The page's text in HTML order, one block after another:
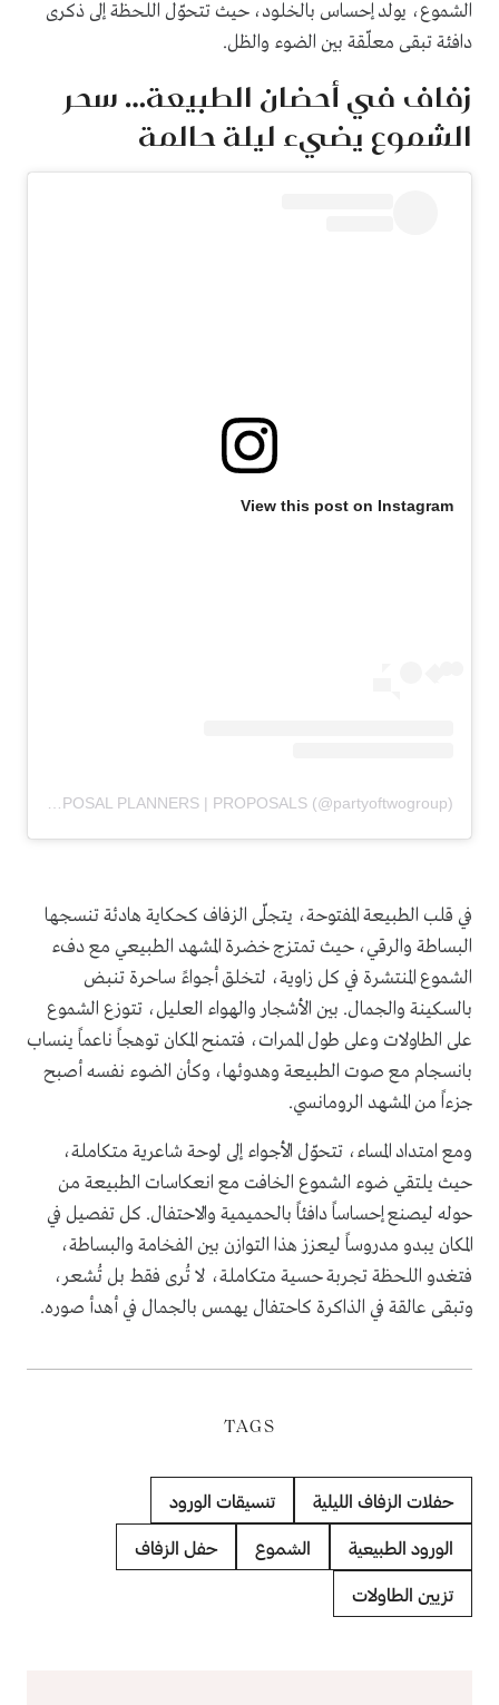
الشموع، يولد إحساس بالخلود، حيث تتحوّل اللحظة إلى ذكرى
دافئة تبقى معلّقة بين الضوء والظل.
زفاف في أحضان الطبيعة… سحر
الشموع يضيء ليلة حالمة
View this post on Instagram
في قلب الطبيعة المفتوحة، يتجلّى الزفاف كحكاية هادئة تنسجها
البساطة والرقي، حيث تمتزج خضرة المشهد الطبيعي مع دفء
الشموع المنتشرة في كل زاوية، لتخلق أجواءً ساحرة تنبض
بالسكينة والجمال. بين الأشجار والهواء العليل، تتوزع الشموع
على الطاولات وعلى طول الممرات، فتمنح المكان توهجاً ناعماً ينساب
بانسجام مع صوت الطبيعة وهدوئها، وكأن الضوء نفسه أصبح
جزءاً من المشهد الرومانسي.
ومع امتداد المساء، تتحوّل الأجواء إلى لوحة شاعرية متكاملة،
حيث يلتقي ضوء الشموع الخافت مع انعكاسات الطبيعة من
حوله ليصنع إحساساً دافئاً بالحميمية والاحتفال. كل تفصيل في
المكان يبدو مدروساً ليعزز هذا التوازن بين الفخامة والبساطة،
فتغدو اللحظة تجربة حسية متكاملة، لا تُرى فقط بل تُشعر،
وتبقى عالقة في الذاكرة كاحتفال يهمس بالجمال في أهدأ صوره.
TAGS
حفلات الزفاف الليلية تنسيقات الورود
الورود الطبيعية الشموع حفل الزفاف
تزيين الطاولات